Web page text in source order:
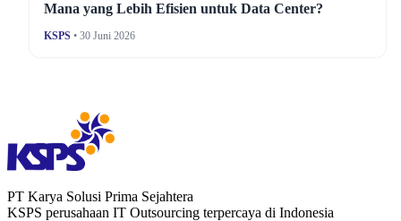
Mana yang Lebih Efisien untuk Data Center?
KSPS • 30 Juni 2026
PT Karya Solusi Prima Sejahtera
KSPS perusahaan IT Outsourcing terpercaya di Indonesia